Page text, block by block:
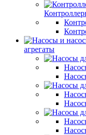
агрегаты